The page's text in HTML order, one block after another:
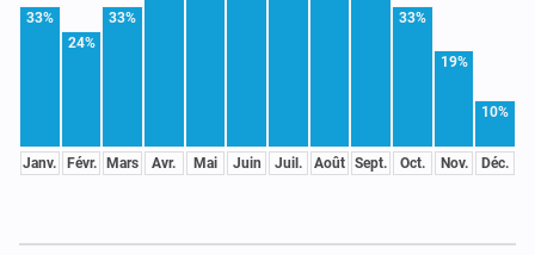
33%
Janv.
24%
Févr.
33%
Mars Avr. Mai Juin Juil. Août Sept.
33%
Oct.
19%
Nov.
10%
Déc.